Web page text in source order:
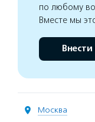
по любому
Вместе мы
Внести
Москва